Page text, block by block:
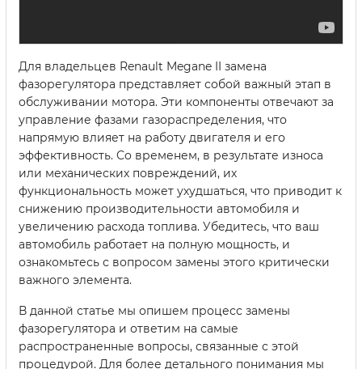
Для владельцев Renault Megane II замена
фазорегулятора представляет собой важный этап в
обслуживании мотора. Эти компоненты отвечают за
управление фазами газораспределения, что
напрямую влияет на работу двигателя и его
эффективность. Со временем, в результате износа
или механических повреждений, их
функциональность может ухудшаться, что приводит к
снижению производительности автомобиля и
увеличению расхода топлива. Убедитесь, что ваш
автомобиль работает на полную мощность, и
ознакомьтесь с вопросом замены этого критически
важного элемента.
В данной статье мы опишем процесс замены
фазорегулятора и ответим на самые
распространенные вопросы, связанные с этой
процедурой. Для более детального понимания мы